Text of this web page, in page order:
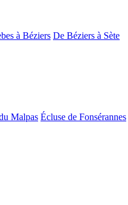
à Béziers De Béziers à Sète
Malpas Écluse de Fonsérannes